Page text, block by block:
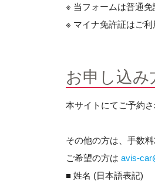
※ 当フォームは普通免
※ マイナ免許証はご利
お申し込み
本サイトにてご予約さ
その他の方は、手数
ご希望の方は avis-
■ 姓名 (日本語表記)